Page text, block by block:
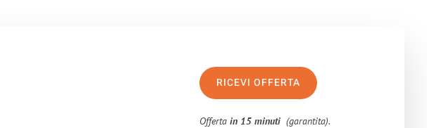
RICEVI OFFERTA
Offertain 15 minuti (garantita).